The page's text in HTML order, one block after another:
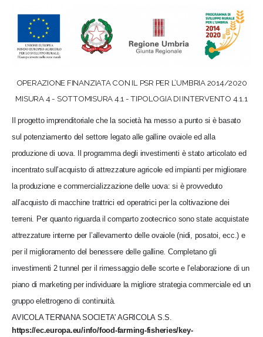
OPERAZIONE FINANZIATA CON IL PSR PER L’UMBRIA 2014/2020
MISURA 4 - SOTTOMISURA 4.1 - TIPOLOGIA DI INTERVENTO 4.1.1
Il progetto imprenditoriale che la società ha messo a punto si è basato
sul potenziamento del settore legato alle galline ovaiole ed alla
produzione di uova. Il programma degli investimenti è stato articolato ed
incentrato sull’acquisto di attrezzature agricole ed impianti per migliorare
la produzione e commercializzazione delle uova: si è provveduto
all’acquisto di macchine trattrici ed operatrici per la coltivazione dei
terreni. Per quanto riguarda il comparto zootecnico sono state acquistate
attrezzature interne per l’allevamento delle ovaiole (nidi, posatoi, ecc.) e
per il miglioramento del benessere delle galline. Completano gli
investimenti 2 tunnel per il rimessaggio delle scorte e l’elaborazione di un
piano di marketing per individuare la migliore strategia commerciale ed un
gruppo elettrogeno di continuità.
AVICOLA TERNANA SOCIETA' AGRICOLA S.S.
https://ec.europa.eu/info/food-farming-fisheries/key-